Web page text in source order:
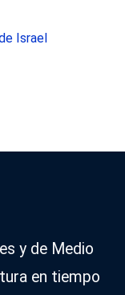
Israel
y de Medio
en tiempo